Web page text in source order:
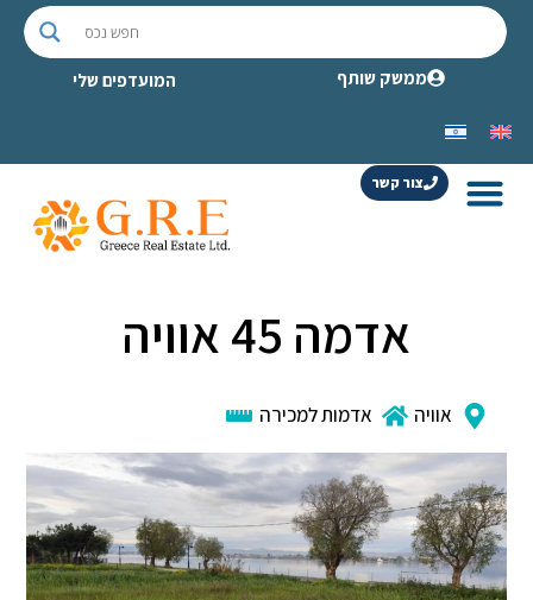
ממשק שותף המועדפים שלי
צור קשר
אדמה 45 אוויה
אוויה אדמות למכירה